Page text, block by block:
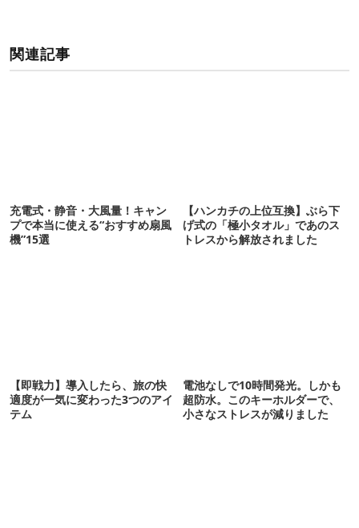
関連記事
充電式・静音・大風量！キャン
プで本当に使える“おすすめ扇風
機”15選
【ハンカチの上位互換】ぶら下
げ式の「極小タオル」であのス
トレスから解放されました
【即戦力】導入したら、旅の快
適度が一気に変わった3つのアイ
テム
電池なしで10時間発光。しかも
超防水。このキーホルダーで、
小さなストレスが減りました